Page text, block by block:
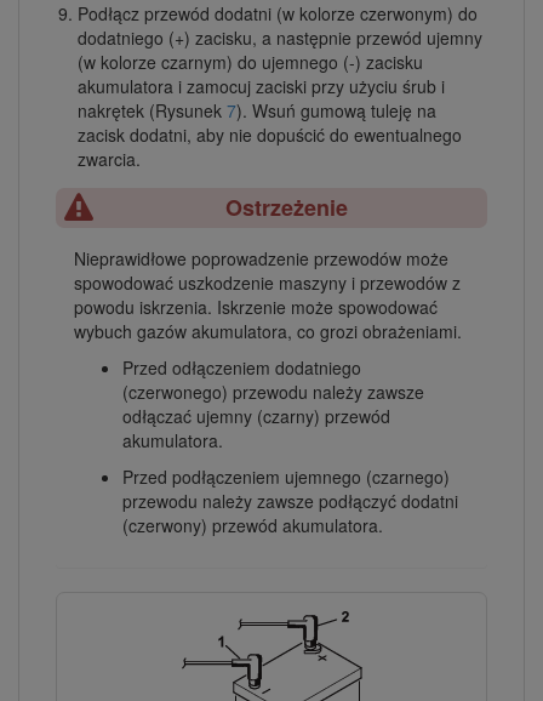
Podłącz przewód dodatni (w kolorze czerwonym) do
dodatniego (+) zacisku, a następnie przewód ujemny
(w kolorze czarnym) do ujemnego (-) zacisku
akumulatora i zamocuj zaciski przy użyciu śrub i
nakrętek (Rysunek 7). Wsuń gumową tuleję na
zacisk dodatni, aby nie dopuścić do ewentualnego
zwarcia.
Ostrzeżenie
Nieprawidłowe poprowadzenie przewodów może
spowodować uszkodzenie maszyny i przewodów z
powodu iskrzenia. Iskrzenie może spowodować
wybuch gazów akumulatora, co grozi obrażeniami.
Przed odłączeniem dodatniego
(czerwonego) przewodu należy zawsze
odłączać ujemny (czarny) przewód
akumulatora.
Przed podłączeniem ujemnego (czarnego)
przewodu należy zawsze podłączyć dodatni
(czerwony) przewód akumulatora.